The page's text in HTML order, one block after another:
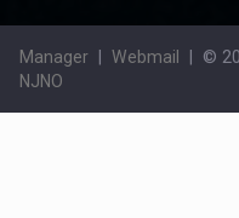
universitaire a des
paiement des frais
bancarisation est une appro
Manager Webmail
| ©
NJNO